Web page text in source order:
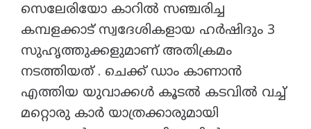
സെലേരിയോ കാറിൽ സഞ്ചരിച്ച
കമ്പളക്കാട് സ്വദേശികളായ ഹർഷിദും 3
സുഹൃത്തുക്കളുമാണ് അതിക്രമം
നടത്തിയത് . ചെക്ക് ഡാം കാണാൻ
എത്തിയ യുവാക്കൾ കൂടൽ കടവിൽ വച്ച്
മറ്റൊരു കാർ യാത്രക്കാരുമായി